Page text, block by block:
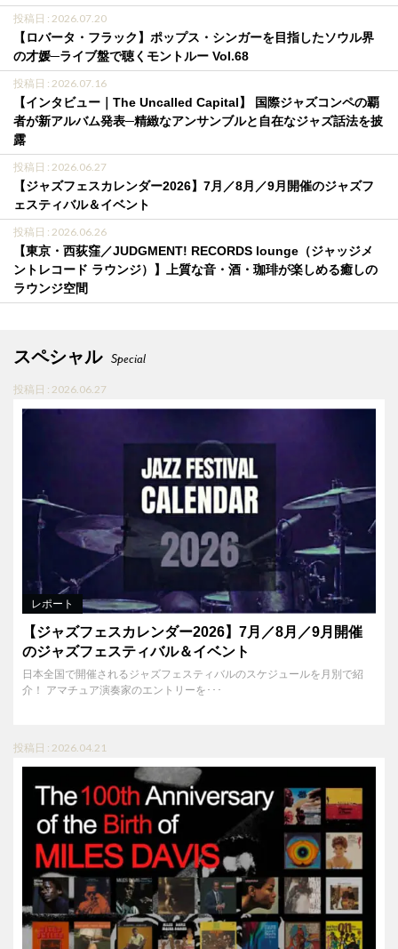
投稿日 : 2026.07.20
【ロバータ・フラック】ポップス・シンガーを目指したソウル界
の才媛─ライブ盤で聴くモントルー Vol.68
投稿日 : 2026.07.16
【インタビュー｜The Uncalled Capital】 国際ジャズコンペの覇
者が新アルバム発表─精緻なアンサンブルと自在なジャズ話法を披
露
投稿日 : 2026.06.27
【ジャズフェスカレンダー2026】7月／8月／9月開催のジャズフ
ェスティバル＆イベント
投稿日 : 2026.06.26
【東京・西荻窪／JUDGMENT! RECORDS lounge（ジャッジメ
ントレコード ラウンジ）】上質な音・酒・珈琲が楽しめる癒しの
ラウンジ空間
スペシャル Special
投稿日 : 2026.06.27
レポート
【ジャズフェスカレンダー2026】7月／8月／9月開催
のジャズフェスティバル＆イベント
日本全国で開催されるジャズフェスティバルのスケジュールを月別で紹
介！ アマチュア演奏家のエントリーを･･･
投稿日 : 2026.04.21